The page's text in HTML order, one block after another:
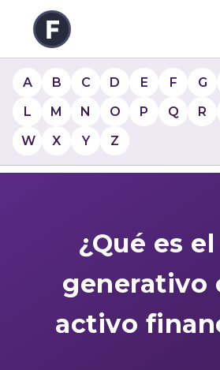
A B C D E F G
L
M N O P Q R
W
X Y Z
¿Qué es
generativo
activo